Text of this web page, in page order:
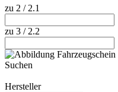
zu 2 / 2.1
zu 3 / 2.2
Suchen
Hersteller